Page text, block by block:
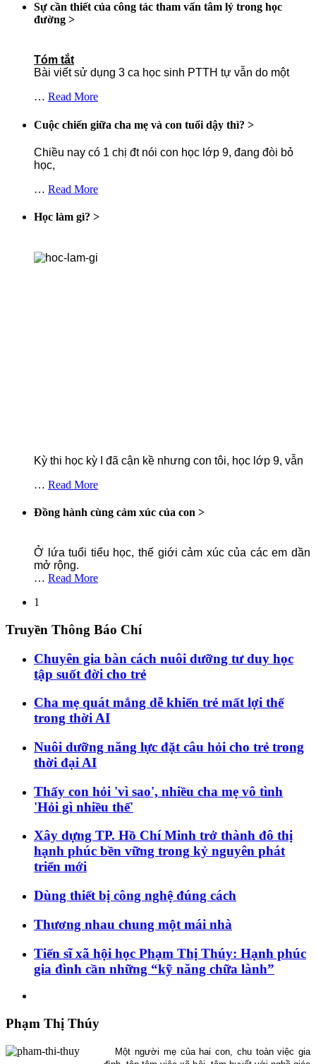
Sự cần thiết của công tác tham vấn tâm lý trong học
đường >
Tóm tắt
Bài viết sử dụng 3 ca học sinh PTTH tự vẫn do một
… Read More
Cuộc chiến giữa cha mẹ và con tuổi dậy thì? >
Chiều nay có 1 chị đt nói con học lớp 9, đang đòi bỏ
học,
… Read More
Học làm gì? >
Kỳ thi học kỳ I đã cận kề nhưng con tôi, học lớp 9, vẫn
… Read More
Đồng hành cùng cảm xúc của con >
Ở lứa tuổi tiểu học, thế giới cảm xúc của các em dần
mở rộng.
… Read More
1
Truyền Thông Báo Chí
Chuyên gia bàn cách nuôi dưỡng tư duy học
tập suốt đời cho trẻ
Cha mẹ quát mắng dễ khiến trẻ mất lợi thế
trong thời AI
Nuôi dưỡng năng lực đặt câu hỏi cho trẻ trong
thời đại AI
Thấy con hỏi 'vì sao', nhiều cha mẹ vô tình
'Hỏi gì nhiều thế'
Xây dựng TP. Hồ Chí Minh trở thành đô thị
hạnh phúc bền vững trong kỷ nguyên phát
triển mới
Dùng thiết bị công nghệ đúng cách
Thương nhau chung một mái nhà
Tiến sĩ xã hội học Phạm Thị Thúy: Hạnh phúc
gia đình cần những “kỹ năng chữa lành”
Phạm Thị Thúy
Một người mẹ của hai con, chu toàn việc gia